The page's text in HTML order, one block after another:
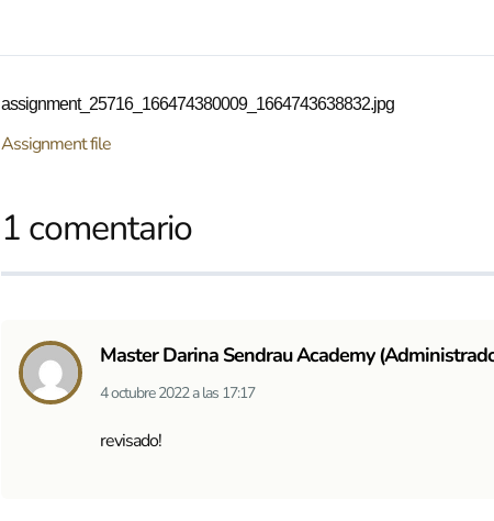
assignment_25716_166474380009_1664743638832.jpg
Assignment file
1 comentario
Master Darina Sendrau Academy
4 octubre 2022a las 17:17
revisado!